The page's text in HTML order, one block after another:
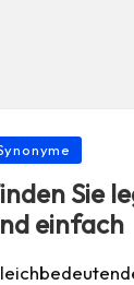
Sie
einfach